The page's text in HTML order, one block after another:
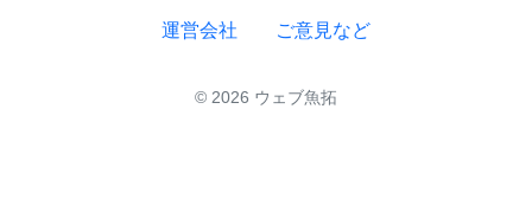
運営会社 ご意見など
© 2026 ウェブ魚拓